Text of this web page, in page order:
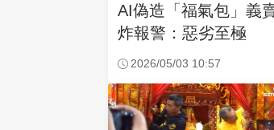
AI偽造「福氣包」義
炸報警：惡劣至極
2026/05/03 10:57